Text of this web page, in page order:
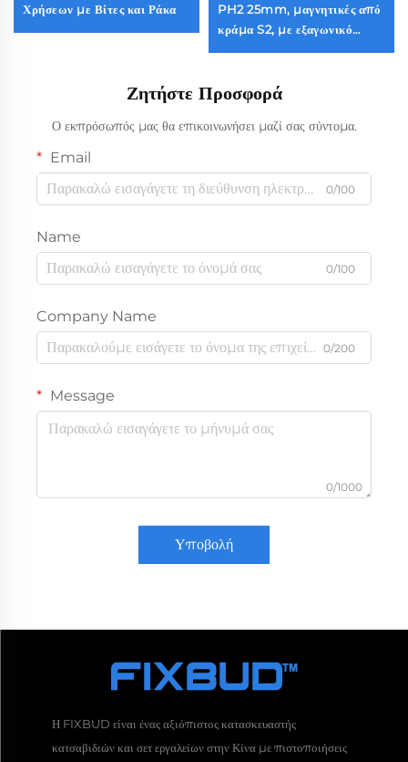
Χρήσεων με Βίτες και Ράκα
PH2 25mm, μαγνητικές από
κράμα S2, με εξαγωνικό
Ζητήστε Προσφορά
Ο εκπρόσωπός μας θα επικοινωνήσει μαζί σας σύντομα.
Email
0/100
Name
0/100
Company Name
0/200
Message
0/1000
Υποβολή
Η FIXBUD είναι ένας αξιόπιστος κατασκευαστής
κατσαβιδιών και σετ εργαλείων στην Κίνα με πιστοποιήσεις